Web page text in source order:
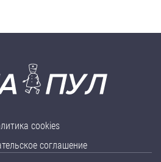
cookies
соглашение